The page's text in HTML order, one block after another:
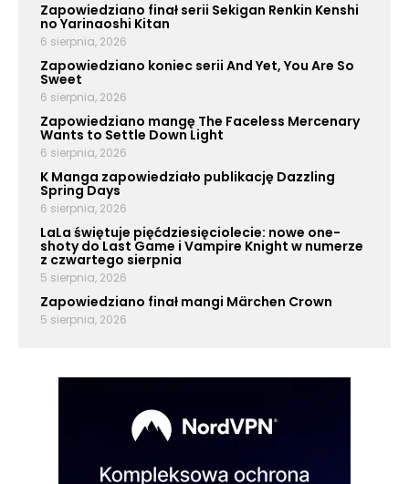
Zapowiedziano finał serii Sekigan Renkin Kenshi
no Yarinaoshi Kitan
6 sierpnia, 2026
Zapowiedziano koniec serii And Yet, You Are So
Sweet
6 sierpnia, 2026
Zapowiedziano mangę The Faceless Mercenary
Wants to Settle Down Light
6 sierpnia, 2026
K Manga zapowiedziało publikację Dazzling
Spring Days
6 sierpnia, 2026
LaLa świętuje pięćdziesięciolecie: nowe one-
shoty do Last Game i Vampire Knight w numerze
z czwartego sierpnia
5 sierpnia, 2026
Zapowiedziano finał mangi Märchen Crown
5 sierpnia, 2026